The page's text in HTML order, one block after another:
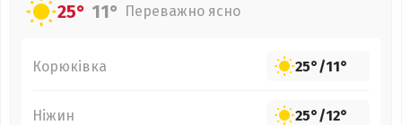
25° 11° Переважно ясно
Корюківка 25°/11°
Ніжин 25°/12°